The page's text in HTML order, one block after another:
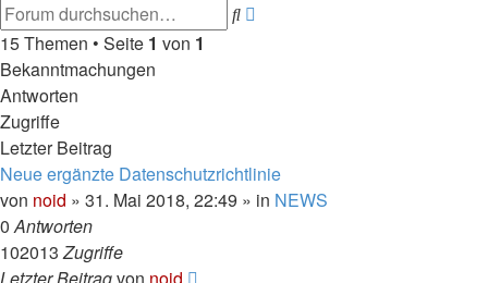
Suche
15 Themen • Seite 1 von 1
Bekanntmachungen
Antworten
Zugriffe
Letzter Beitrag
Neue ergänzte Datenschutzrichtlinie
von noid » 31. Mai 2018, 22:49 » in NEWS
0Antworten
102013Zugriffe